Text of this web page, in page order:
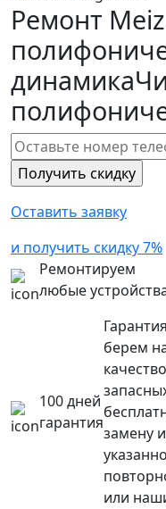
Ремонт
динамика
Оставить заявку
и получить скидку 7%
Ремонтируем
любые
100 дней
гарантия
берем
замену
или